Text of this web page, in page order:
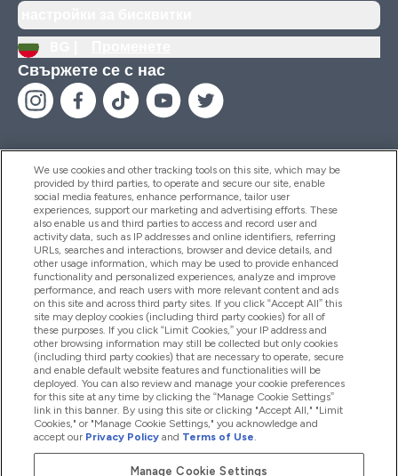
Свържете се с нас
Помощ И Информация
Продукти
Информация За Компанията
Лоялност И Награди
2026 The Hut.com Ltd
We use cookies and other tracking tools on this site, which may be
provided by third parties, to operate and secure our site, enable
social media features, enhance performance, tailor user
experiences, support our marketing and advertising efforts. These
also enable us and third parties to access and record user and
activity data, such as IP addresses and online identifiers, referring
URLs, searches and interactions, browser and device details, and
other usage information, which may be used to provide enhanced
functionality and personalized experiences, analyze and improve
performance, and reach users with more relevant content and ads
on this site and across third party sites. If you click “Accept All” this
site may deploy cookies (including third party cookies) for all of
these purposes. If you click “Limit Cookies,” your IP address and
other browsing information may still be collected but only cookies
(including third party cookies) that are necessary to operate, secure
and enable default website features and functionalities will be
deployed. You can also review and manage your cookie preferences
for this site at any time by clicking the “Manage Cookie Settings”
link in this banner. By using this site or clicking "Accept All," "Limit
Cookies," or "Manage Cookie Settings," you acknowledge and
accept our Privacy Policy and Terms of Use.
Manage Cookie Settings